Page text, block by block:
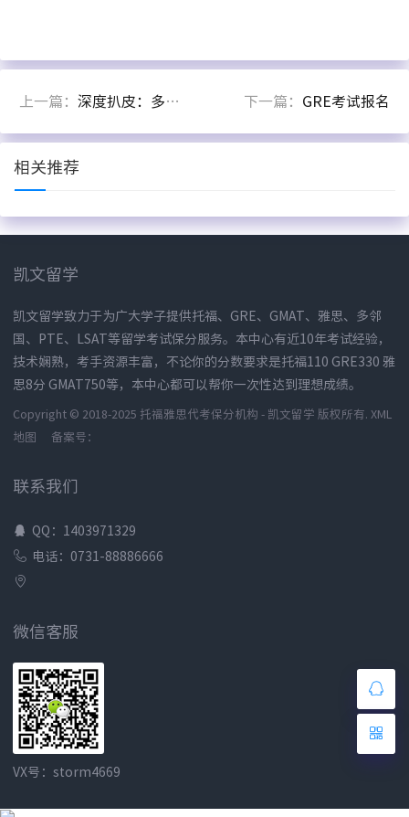
上一篇： 深度扒皮：多邻国考试攻略！ 下一篇： GRE考试报名
相关推荐
凯文留学
凯文留学致力于为广大学子提供托福、GRE、GMAT、雅思、多邻
国、PTE、LSAT等留学考试保分服务。本中心有近10年考试经验，
技术娴熟，考手资源丰富，不论你的分数要求是托福110 GRE330 雅
思8分 GMAT750等，本中心都可以帮你一次性达到理想成绩。
Copyright © 2018-2025 托福雅思代考保分机构 - 凯文留学 版权所有. XML
地图
备案号：
联系我们
QQ：1403971329
电话：0731-88886666
微信客服
VX号：storm4669